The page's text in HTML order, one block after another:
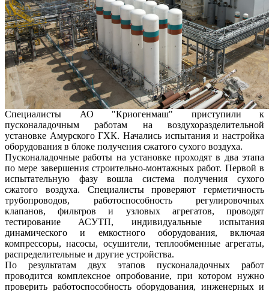
Специалисты АО "Криогенмаш" приступили к
пусконаладочным работам на воздухоразделительной
установке Амурского ГХК. Начались испытания и настройка
оборудования в блоке получения сжатого сухого воздуха.
Пусконаладочные работы на установке проходят в два этапа
по мере завершения строительно-монтажных работ. Первой в
испытательную фазу вошла система получения сухого
сжатого воздуха. Специалисты проверяют герметичность
трубопроводов, работоспособность регулировочных
клапанов, фильтров и узловых агрегатов, проводят
тестирование АСУТП, индивидуальные испытания
динамического и емкостного оборудования, включая
компрессоры, насосы, осушители, теплообменные агрегаты,
распределительные и другие устройства.
По результатам двух этапов пусконаладочных работ
проводится комплексное опробование, при котором нужно
проверить работоспособность оборудования, инженерных и